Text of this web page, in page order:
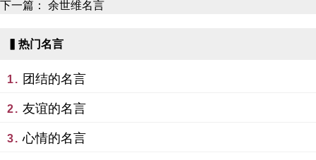
下一篇： 余世维名言
▍热门名言
1. 团结的名言
2. 友谊的名言
3. 心情的名言